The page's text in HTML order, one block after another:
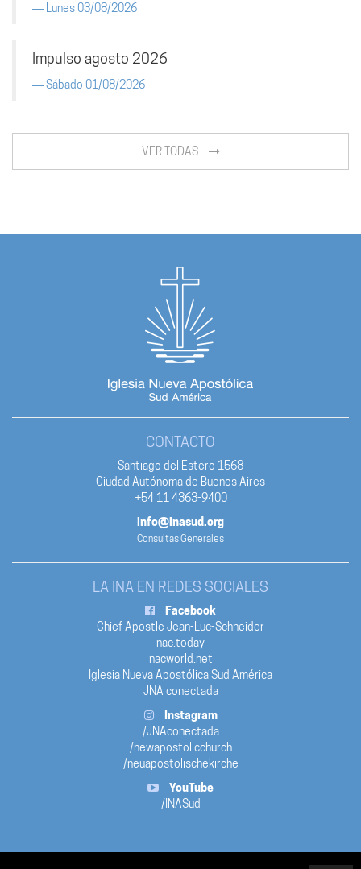
Lunes 03/08/2026
Impulso agosto 2026
Sábado 01/08/2026
VER TODAS
CONTACTO
Santiago del Estero 1568
Ciudad Autónoma de Buenos Aires
+54 11 4363-9400
info@inasud.org
Consultas Generales
LA INA EN REDES SOCIALES
Facebook
Chief Apostle Jean-Luc-Schneider
nac.today
nacworld.net
Iglesia Nueva Apostólica Sud América
JNA conectada
Instagram
/JNAconectada
/newapostolicchurch
/neuapostolischekirche
YouTube
/INASud